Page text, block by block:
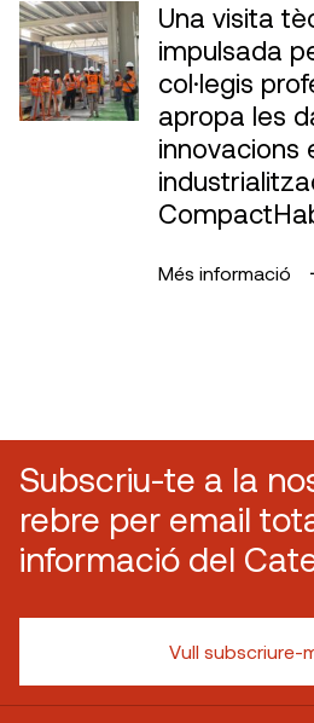
Una visita
impulsada
col·legis
apropa les
innovacions
Més informació
Subscriu-te a la
rebre per email
informació del
Vull subscriure-